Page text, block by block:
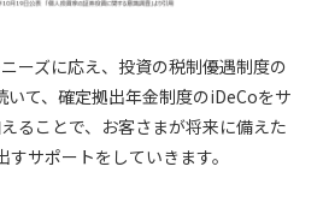
ーズに応え、投資の税制優遇制度の
いて、確定拠出年金制度のiDeCoをサ
ることで、お客さまが将来に備えた
サポートをしていきます。